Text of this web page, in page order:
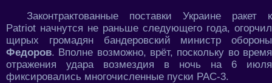
Законтрактованные поставки Украине ракет к
Patriot начнутся не раньше следующего года, огорчил
щирых громадян бандеровский министр обороны
Федоров. Вполне возможно, врёт, поскольку во время
отражения удара возмездия в ночь на 6 июля
фиксировались многочисленные пуски PAC-3.